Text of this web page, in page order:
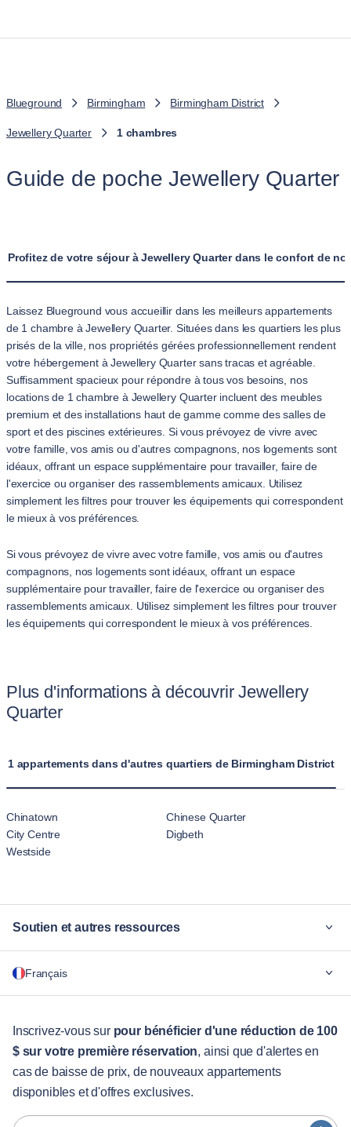
Blueground Birmingham Birmingham District
Jewellery Quarter 1 chambres
Guide de poche Jewellery Quarter
Profitez de votre séjour à Jewellery Quarter dans le confort de
Laissez Blueground vous accueillir dans les meilleurs appartements
de 1 chambre à Jewellery Quarter. Situées dans les quartiers les plus
prisés de la ville, nos propriétés gérées professionnellement rendent
votre hébergement à Jewellery Quarter sans tracas et agréable.
Suffisamment spacieux pour répondre à tous vos besoins, nos
locations de 1 chambre à Jewellery Quarter incluent des meubles
premium et des installations haut de gamme comme des salles de
sport et des piscines extérieures. Si vous prévoyez de vivre avec
votre famille, vos amis ou d'autres compagnons, nos logements sont
idéaux, offrant un espace supplémentaire pour travailler, faire de
l'exercice ou organiser des rassemblements amicaux. Utilisez
simplement les filtres pour trouver les équipements qui correspondent
le mieux à vos préférences.
Si vous prévoyez de vivre avec votre famille, vos amis ou d'autres
compagnons, nos logements sont idéaux, offrant un espace
supplémentaire pour travailler, faire de l'exercice ou organiser des
rassemblements amicaux. Utilisez simplement les filtres pour trouver
les équipements qui correspondent le mieux à vos préférences.
Plus d'informations à découvrir Jewellery
Quarter
1 appartements dans d'autres quartiers de Birmingham District
Chinatown
Chinese Quarter
City Centre
Digbeth
Westside
Soutien et autres ressources
Pour les entreprises
Services aux visiteurs
Guides des villes
Partenaires
Français
English
Português
Español
Inscrivez-vous sur pour bénéficier d'une réduction de 100
$ sur votre première réservation, ainsi que d'alertes en
cas de baisse de prix, de nouveaux appartements
disponibles et d'offres exclusives.